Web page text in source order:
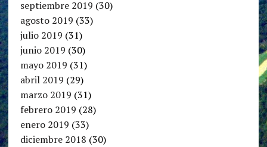
septiembre 2019 (30)
agosto 2019 (33)
julio 2019 (31)
junio 2019 (30)
mayo 2019 (31)
abril 2019 (29)
marzo 2019 (31)
febrero 2019 (28)
enero 2019 (33)
diciembre 2018 (30)